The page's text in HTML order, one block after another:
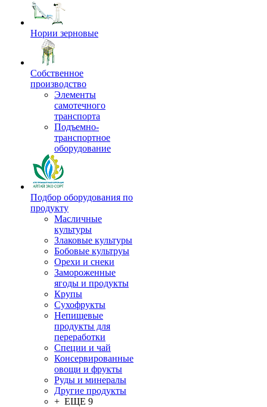
Нории зерновые
Собственное
производство
Элементы
самотечного
транспорта
Подъемно-
транспортное
оборудование
Подбор оборудования по
продукту
Масличные
культуры
Злаковые культуры
Бобовые культруы
Орехи и снеки
Замороженные
ягоды и продукты
Крупы
Сухофрукты
Непищевые
продукты для
переработки
Специи и чай
Консервированные
овощи и фрукты
Руды и минералы
Другие продукты
+ ЕЩЕ 9